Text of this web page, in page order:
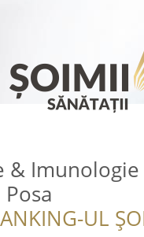
& Imunologie
UL